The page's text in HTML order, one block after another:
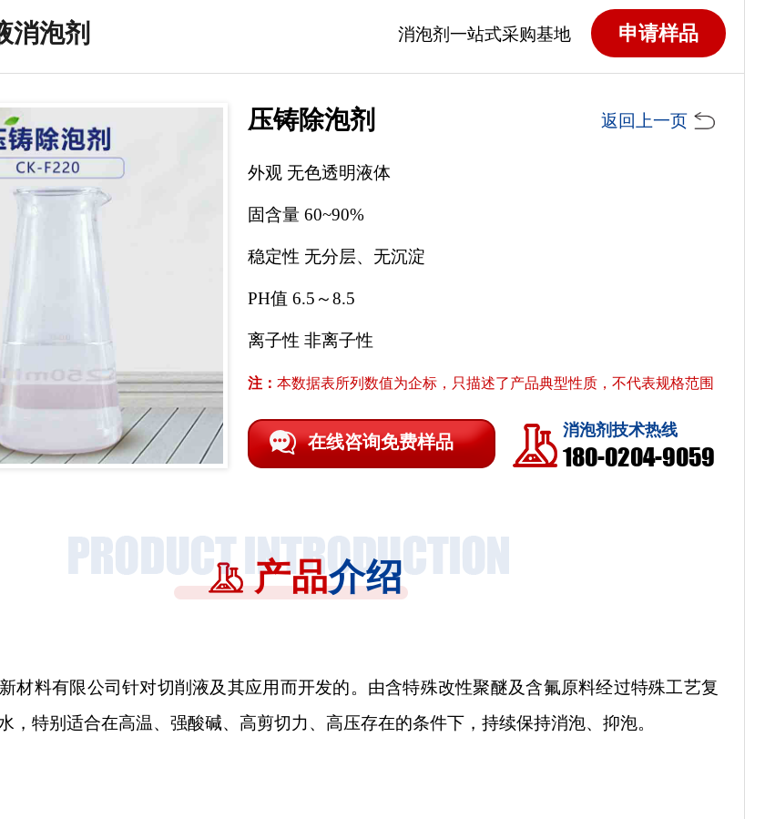
消泡剂 消泡剂一站式采购基地 申请样品
压铸除泡剂 返回上一页
外观 无色透明液体
固含量 60~90%
稳定性 无分层、无沉淀
PH值 6.5～8.5
离子性 非离子性
注： 本数据表所列数值为企标，只描述了产品典型性质，不代表规格范围
在线咨询免费样品
消泡剂技术热线
180-0204-9059
产品介绍
材料有限公司针对切削液及其应用而开发的。由含特殊改性聚醚及含氟原料经过特殊工艺复
，特别适合在高温、强酸碱、高剪切力、高压存在的条件下，持续保持消泡、抑泡。